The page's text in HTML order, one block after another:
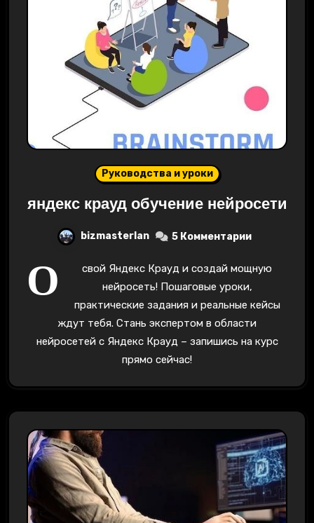
Руководства и уроки
яндекс крауд обучение нейросети
bizmasterlan 5 Комментарии
О
свой Яндекс Крауд и создай мощную
нейросеть! Пошаговые уроки,
практические задания и реальные кейсы
ждут тебя. Стань экспертом в области
нейросетей с Яндекс Крауд – запишись на курс
прямо сейчас!